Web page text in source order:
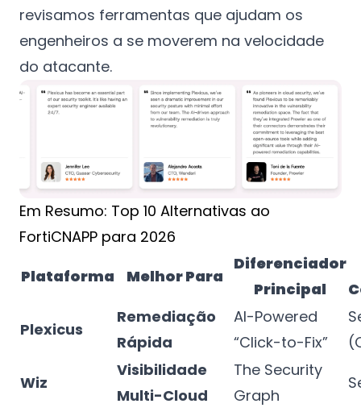
revisamos ferramentas que ajudam os
engenheiros a se moverem na velocidade
do atacante.
Em Resumo: Top 10 Alternativas ao
FortiCNAPP para 2026
Plataforma
Melhor Para
Diferenciador
Principal
Plexicus
Remediação
Rápida
AI-Powered
“Click-to-Fix”
Wiz
Visibilidade
Multi-Cloud
The Security
Graph